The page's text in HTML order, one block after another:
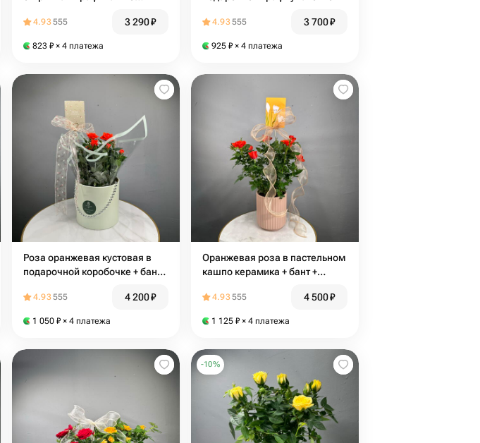
4.93555 3 290₽
823 ₽ × 4 платежа
4.93555 3 700₽
925 ₽ × 4 платежа
Роза оранжевая кустовая в
подарочной коробочке + бант +
4.93555 4 200₽
1 050 ₽ × 4 платежа
Оранжевая роза в пастельном
кашпо керамика + бант +
4.93555 4 500₽
1 125 ₽ × 4 платежа
-10%